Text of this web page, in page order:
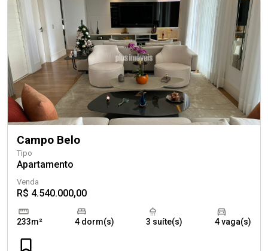
Campo Belo
Tipo
Apartamento
Venda
R$ 4.540.000,00
233m² 4 dorm(s) 3 suíte(s) 4 vaga(s)